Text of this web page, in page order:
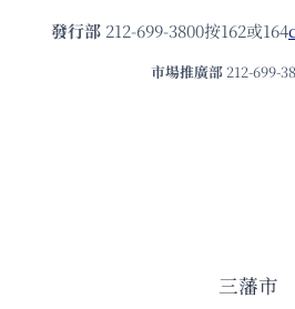
發⾏部 212-699-3800按162或164
市場推廣部 212-699-
三藩市